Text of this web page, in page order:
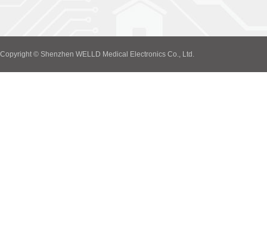
Copyright © Shenzhen WELLD Medical Electronics Co., Ltd.